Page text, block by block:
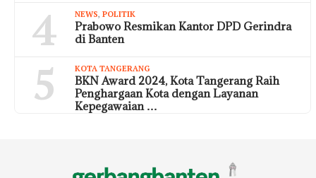
4 NEWS, POLITIK
Prabowo Resmikan Kantor DPD Gerindra
di Banten
5 KOTA TANGERANG
BKN Award 2024, Kota Tangerang Raih
Penghargaan Kota dengan Layanan
Kepegawaian …